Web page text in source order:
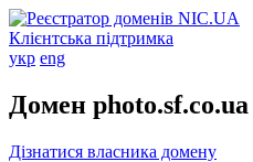
Клієнтська підтримка
укр eng
Домен photo.sf.co.ua
Дізнатися власника домену